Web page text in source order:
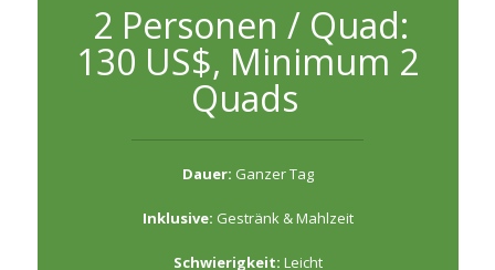
2 Personen / Quad:
130 US$, Minimum 2
Quads
Dauer: Ganzer Tag
Inklusive: Gestränk & Mahlzeit
Schwierigkeit: Leicht